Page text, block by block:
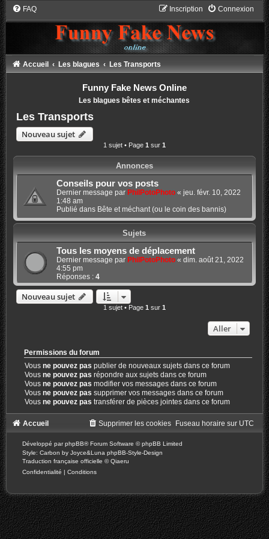
FAQ Connexion
Inscription
Accueil Les blagues Les Transports
Funny Fake News Online
Les blagues bêtes et méchantes
Les Transports
Nouveau sujet
1 sujet • Page 1 sur 1
Annonces
Conseils pour vos posts
Dernier message par PhilPotoPhoto« jeu. févr. 10, 2022
1:48 am
Publié dans Bête et méchant (ou le coin des bannis)
Sujets
Tous les moyens de déplacement
Dernier message par PhilPotoPhoto« dim. août 21, 2022
4:55 pm
Réponses : 4
Nouveau sujet
1 sujet • Page 1 sur 1
Aller
Permissions du forum
Vousne pouvez pas publier de nouveaux sujets dans ce forum
Vousne pouvez pas répondre aux sujets dans ce forum
Vousne pouvez pas modifier vos messages dans ce forum
Vousne pouvez pas supprimer vos messages dans ce forum
Vousne pouvez pas transférer de pièces jointes dans ce forum
Accueil Fuseau horaire sur UTC
Supprimer les cookies
Développé parphpBB® Forum Software © phpBB Limited
Style: Carbon by Joyce&Luna phpBB-Style-Design
Traduction française officielle ©Qiaeru
Confidentialité | Conditions